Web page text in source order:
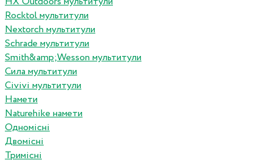
Rocktol мультитули
Nextorch мультитули
Schrade мультитули
Smith&amp;Wesson мультитули
Сила мультитули
Civivi мультитули
Намети
Naturehike намети
Одномісні
Двомісні
Тримісні